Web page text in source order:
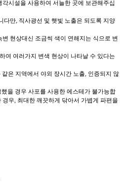
시설을 사용하여 서늘한 곳에 보관해주십
만, 직사광선 및 햇빛 노출은 되도록 지양
현상대신 조금씩 색이 연해지는 식으로 변
여 여러가지 변색 현상이 나타날 수 있다는
은 지역에서 야외 장시간 노출, 인증되지 않
을 경우 사포를 사용한 에스테가 불가능합
우, 최대한 깨끗하게 닦아서 가볍게 파편을